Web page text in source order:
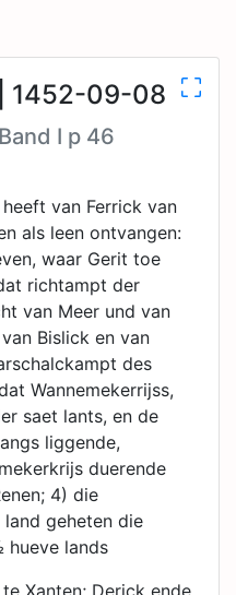
1452-09-08
I p 46
van Ferrick van
als leen ontvangen:
waar Gerit toe
richtampt der
van Meer und van
Bislick en van
des
Wannemekerrijss,
saet lants, en de
liggende,
duerende
4) die
land geheten die
hueve lands
Xanten; Derick ende